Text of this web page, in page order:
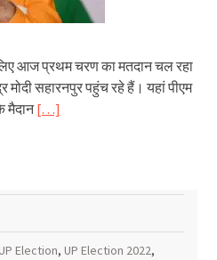
आज प्रथम चरण का मतदान चल रहा
मोदी सहारनपुर पहुंच रहे हैं। यहां पीएम
मैदान[…]
Election, UP Election 2022,